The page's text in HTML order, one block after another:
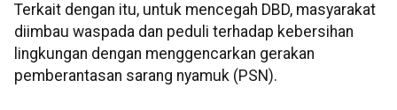
Terkait dengan itu, untuk mencegah DBD, masyarakat
diimbau waspada dan peduli terhadap kebersihan
lingkungan dengan menggencarkan gerakan
pemberantasan sarang nyamuk (PSN).